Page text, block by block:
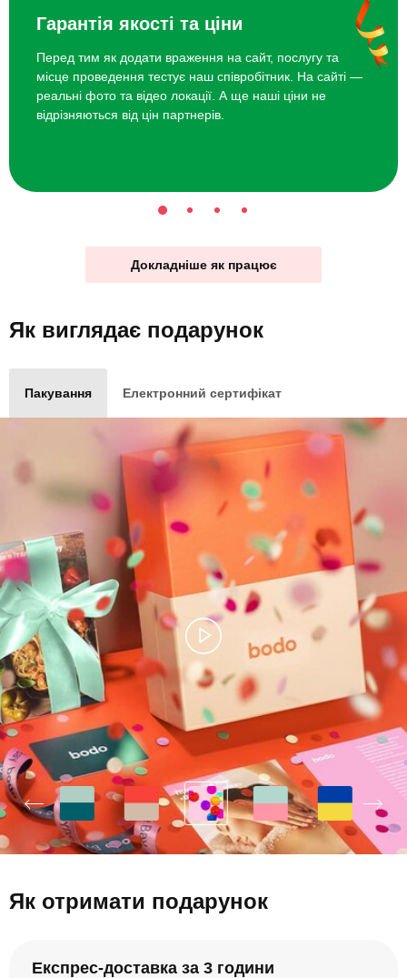
Гарантія якості та ціни
Перед тим як додати враження на сайт, послугу та
місце проведення тестує наш співробітник. На сайті —
реальні фото та відео локації. А ще наші ціни не
відрізняються від цін партнерів.
Докладніше як працює
Як виглядає подарунок
Пакування Електронний сертифікат
Як отримати подарунок
Експрес-доставка за 3 години